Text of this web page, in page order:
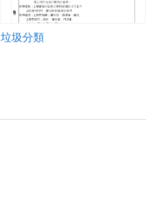
垃圾分類